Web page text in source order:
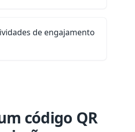
de engajamento
código QR